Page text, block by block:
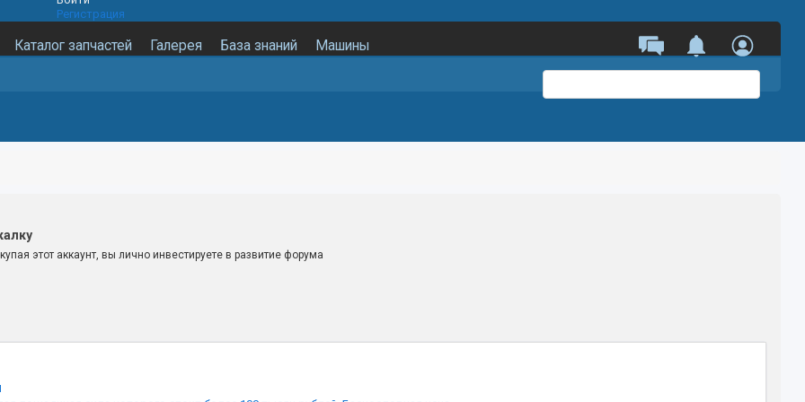
Регистрация
Каталог запчастей Галерея База знаний Машины
этот аккаунт, вы лично инвестируете в развитие форума